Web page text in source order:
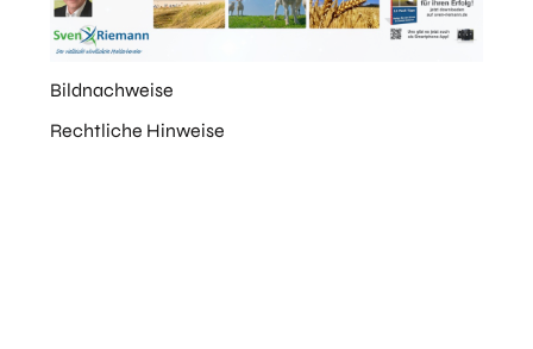
Bildnachweise
Rechtliche Hinweise